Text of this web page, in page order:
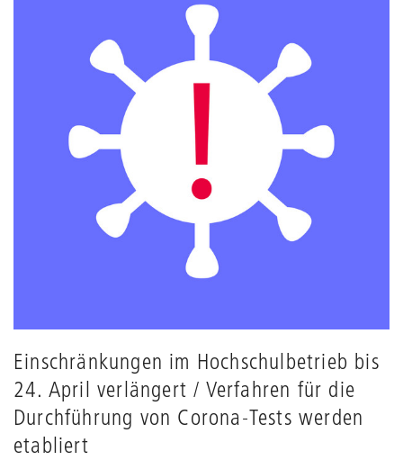
Einschränkungen im Hochschulbetrieb bis
24. April verlängert / Verfahren für die
Durchführung von Corona-Tests werden
etabliert